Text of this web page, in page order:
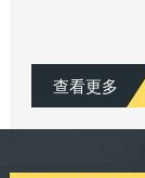
查看更多